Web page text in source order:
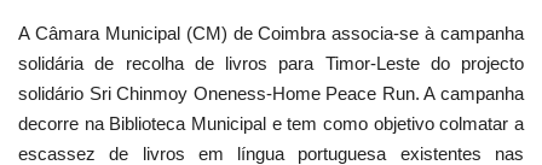
A Câmara Municipal (CM) de Coimbra associa-se à campanha
solidária de recolha de livros para Timor-Leste do projecto
solidário Sri Chinmoy Oneness-Home Peace Run. A campanha
decorre na Biblioteca Municipal e tem como objetivo colmatar a
escassez de livros em língua portuguesa existentes nas